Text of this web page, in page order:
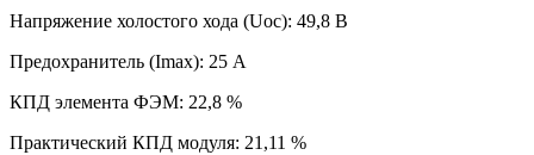
Напряжение холостого хода (Uoc): 49,8 В
Предохранитель (Imax): 25 А
КПД элемента ФЭМ: 22,8 %
Практический КПД модуля: 21,11 %